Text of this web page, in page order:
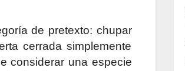
de pretexto: chupar
cerrada simplemente
considerar una especie